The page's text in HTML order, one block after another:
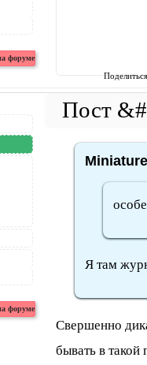
Я там
Свершенно
бывать в